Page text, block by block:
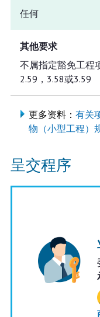
任何
其他要求
不属指定豁免工程
2.59，3.58或3.59
更多资料： 有关
物（小型工程）
呈交程序